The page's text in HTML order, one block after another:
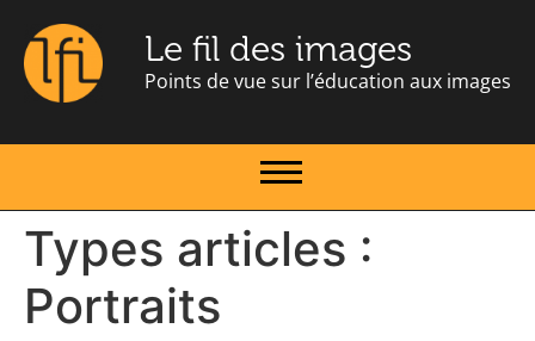
Le fil des images
Points de vue sur l’éducation aux images
Types articles :
Portraits